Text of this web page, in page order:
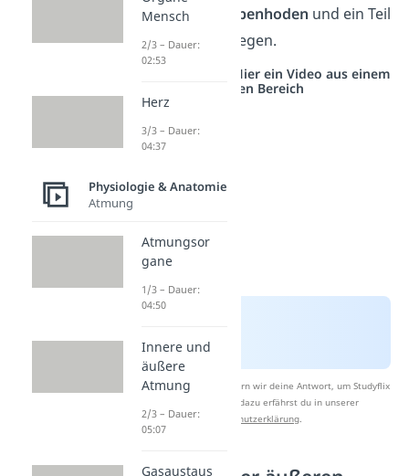
Hoden, die Nebenhoden und ein Teil
der Samenleiter liegen.
Studyflix vernetzt: Hier ein Video aus einem
anderen Bereich
Nach Beantwortung speichern wir deine Antwort, um Studyflix
zu verbessern. Mehr dazu erfährst du in unserer
Datenschutzerklärung.
Mensch
2/3 – Dauer:
02:53
Herz
3/3 – Dauer:
04:37
Physiologie & Anatomie
Atmung
Atmungsor
gane
1/3 – Dauer:
04:50
Innere und
äußere
Atmung
2/3 – Dauer:
05:07
Gasaustaus